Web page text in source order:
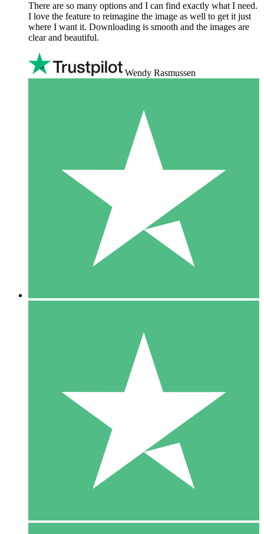
There are so many options and I can find exactly what I need.
I love the feature to reimagine the image as well to get it just
where I want it. Downloading is smooth and the images are
clear and beautiful.
Wendy Rasmussen